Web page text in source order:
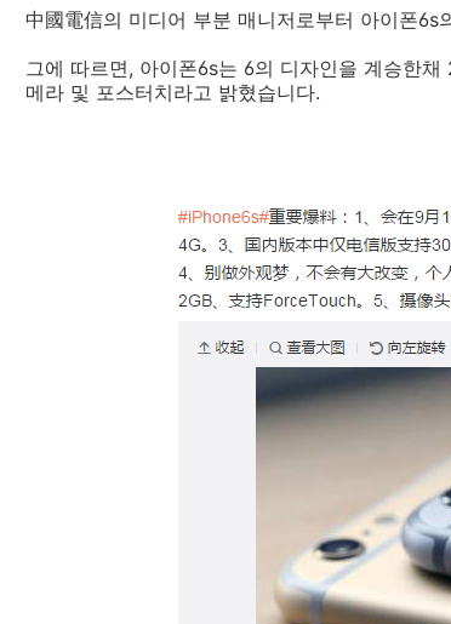
中國電信의 미디어 부분 매니저로부터 아이폰6s
그에 따르면, 아이폰6s는 6의 디자인을 계승한
메라 및 포스터치라고 밝혔습니다.